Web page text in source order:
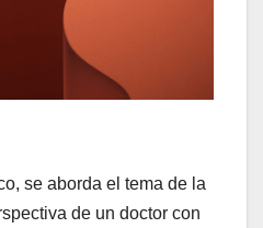
se aborda el tema de la
de un doctor con